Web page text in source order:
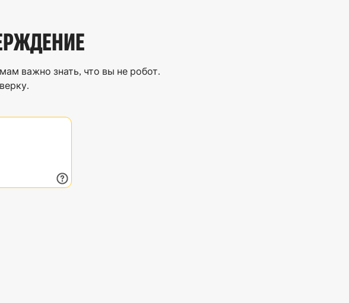
важно знать, что вы не робот.